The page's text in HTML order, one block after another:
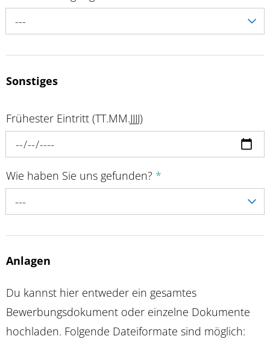
---
Sonstiges
Frühester Eintritt (TT.MM.JJJJ)
Wie haben Sie uns gefunden? *
---
Anlagen
Du kannst hier entweder ein gesamtes
Bewerbungsdokument oder einzelne Dokumente
hochladen. Folgende Dateiformate sind möglich: